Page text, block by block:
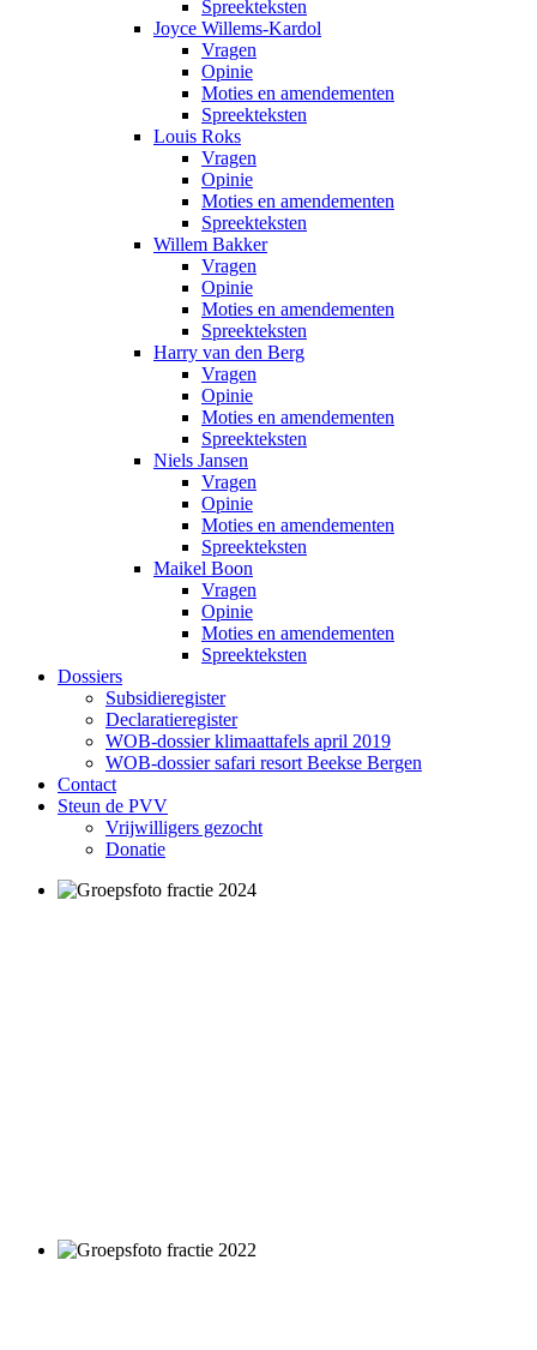
Spreekteksten
Joyce Willems-Kardol
Vragen
Opinie
Moties en amendementen
Spreekteksten
Louis Roks
Vragen
Opinie
Moties en amendementen
Spreekteksten
Willem Bakker
Vragen
Opinie
Moties en amendementen
Spreekteksten
Harry van den Berg
Vragen
Opinie
Moties en amendementen
Spreekteksten
Niels Jansen
Vragen
Opinie
Moties en amendementen
Spreekteksten
Maikel Boon
Vragen
Opinie
Moties en amendementen
Spreekteksten
Dossiers
Subsidieregister
Declaratieregister
WOB-dossier klimaattafels april 2019
WOB-dossier safari resort Beekse Bergen
Contact
Steun de PVV
Vrijwilligers gezocht
Donatie